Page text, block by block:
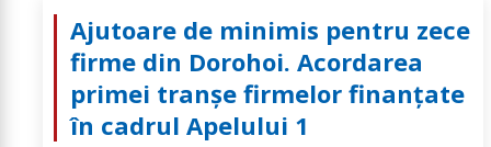
Ajutoare de minimis pentru zece
firme din Dorohoi. Acordarea
primei tranșe firmelor finanțate
în cadrul Apelului 1